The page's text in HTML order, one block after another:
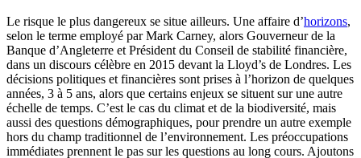
Le risque le plus dangereux se situe ailleurs. Une affaire d’horizons,
selon le terme employé par Mark Carney, alors Gouverneur de la
Banque d’Angleterre et Président du Conseil de stabilité financière,
dans un discours célèbre en 2015 devant la Lloyd’s de Londres. Les
décisions politiques et financières sont prises à l’horizon de quelques
années, 3 à 5 ans, alors que certains enjeux se situent sur une autre
échelle de temps. C’est le cas du climat et de la biodiversité, mais
aussi des questions démographiques, pour prendre un autre exemple
hors du champ traditionnel de l’environnement. Les préoccupations
immédiates prennent le pas sur les questions au long cours. Ajoutons